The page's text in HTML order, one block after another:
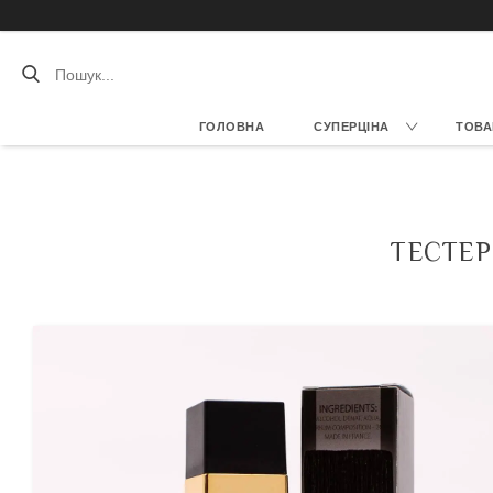
ГОЛОВНА СУПЕРЦІНА
ТЕСТЕР